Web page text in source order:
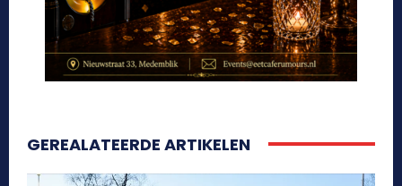
GEREALATEERDE ARTIKELEN